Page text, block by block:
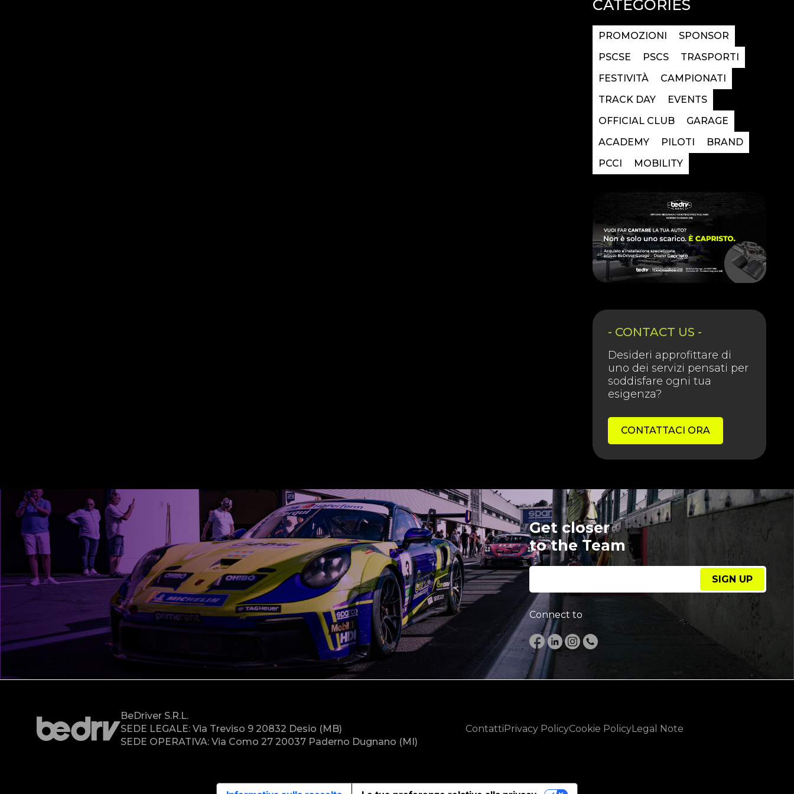
CATEGORIES
PROMOZIONI
SPONSOR
PSCSE
PSCS
TRASPORTI
FESTIVITÀ
CAMPIONATI
TRACK DAY
EVENTS
OFFICIAL CLUB
GARAGE
ACADEMY
PILOTI
BRAND
PCCI
MOBILITY
- CONTACT US -
Desideri approfittare di
uno dei servizi pensati per
soddisfare ogni tua
esigenza?
CONTATTACI ORA
Get closer
to the Team
SIGN UP
Connect to
BeDriver S.r.l.
SEDE LEGALE: Via Treviso 9 20832 Desio (MB)
SEDE OPERATIVA: Via Como 27 20037 Paderno Dugnano (MI)
ContattiPrivacy PolicyCookie PolicyLegal Note